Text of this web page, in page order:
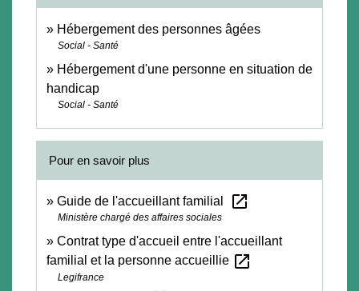
Hébergement des personnes âgées
Social - Santé
Hébergement d'une personne en situation de
handicap
Social - Santé
Pour en savoir plus
Guide de l'accueillant familial open_in_new
Ministère chargé des affaires sociales
Contrat type d'accueil entre l'accueillant
familial et la personne accueillie open_in_new
Legifrance